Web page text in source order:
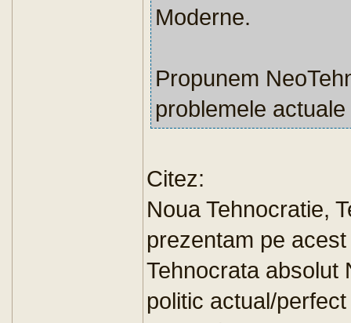
Moderne.
Propunem
problemele
Citez:
Noua Tehnocratie,
prezentam pe
Tehnocrata absolut
politic actual/